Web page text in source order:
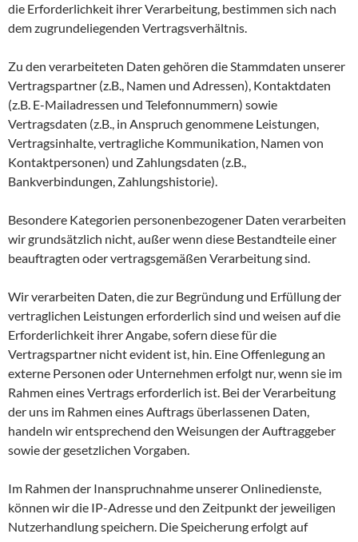
die Erforderlichkeit ihrer Verarbeitung, bestimmen sich nach
dem zugrundeliegenden Vertragsverhältnis.
Zu den verarbeiteten Daten gehören die Stammdaten unserer
Vertragspartner (z.B., Namen und Adressen), Kontaktdaten
(z.B. E-Mailadressen und Telefonnummern) sowie
Vertragsdaten (z.B., in Anspruch genommene Leistungen,
Vertragsinhalte, vertragliche Kommunikation, Namen von
Kontaktpersonen) und Zahlungsdaten (z.B.,
Bankverbindungen, Zahlungshistorie).
Besondere Kategorien personenbezogener Daten verarbeiten
wir grundsätzlich nicht, außer wenn diese Bestandteile einer
beauftragten oder vertragsgemäßen Verarbeitung sind.
Wir verarbeiten Daten, die zur Begründung und Erfüllung der
vertraglichen Leistungen erforderlich sind und weisen auf die
Erforderlichkeit ihrer Angabe, sofern diese für die
Vertragspartner nicht evident ist, hin. Eine Offenlegung an
externe Personen oder Unternehmen erfolgt nur, wenn sie im
Rahmen eines Vertrags erforderlich ist. Bei der Verarbeitung
der uns im Rahmen eines Auftrags überlassenen Daten,
handeln wir entsprechend den Weisungen der Auftraggeber
sowie der gesetzlichen Vorgaben.
Im Rahmen der Inanspruchnahme unserer Onlinedienste,
können wir die IP-Adresse und den Zeitpunkt der jeweiligen
Nutzerhandlung speichern. Die Speicherung erfolgt auf